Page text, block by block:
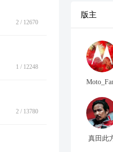
2 / 12670
1 / 12248
2 / 13780
版主
真田此